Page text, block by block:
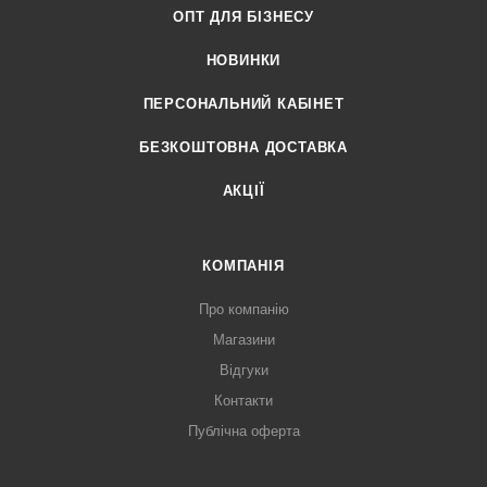
ОПТ ДЛЯ БІЗНЕСУ
НОВИНКИ
ПЕРСОНАЛЬНИЙ КАБІНЕТ
БЕЗКОШТОВНА ДОСТАВКА
АКЦІЇ
КОМПАНІЯ
Про компанію
Магазини
Відгуки
Контакти
Публічна оферта